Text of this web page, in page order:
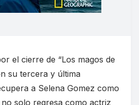
el cierre de “Los magos de
su tercera y última
a Selena Gomez como
solo regresa como actriz